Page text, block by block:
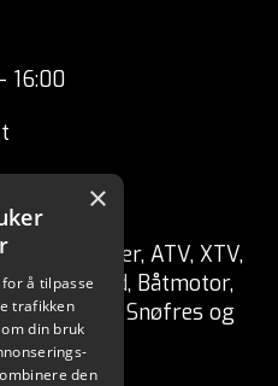
16:00
Tilhenger, ATV, XTV,
MC, Moped, Båtmotor,
kjøretøy, Snøfres og
×
å tilpasse
trafikken
din bruk
den